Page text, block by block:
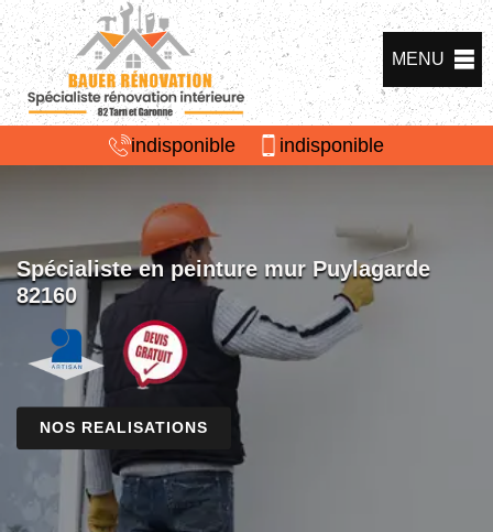
MENU
indisponible indisponible
Spécialiste en peinture mur Puylagarde
82160
NOS REALISATIONS